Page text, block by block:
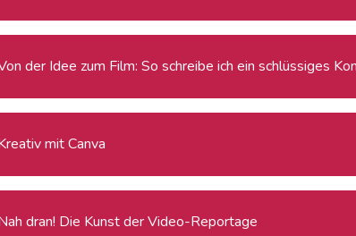
der Idee zum Film: So schreibe ich ein schlüssiges
mit Canva
dran! Die Kunst der Video-Reportage